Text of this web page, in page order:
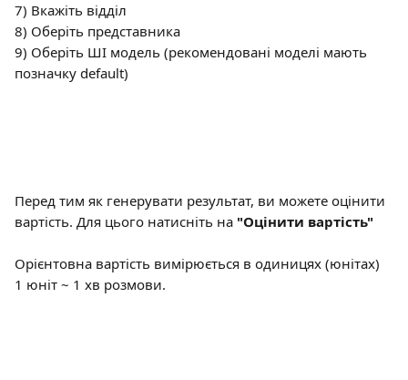
7) Вкажіть відділ
8) Оберіть представника
9) Оберіть ШІ модель (рекомендовані моделі мають
позначку default)
Перед тим як генерувати результат, ви можете оцінити
вартість. Для цього натисніть на "Оцінити вартість"
Орієнтовна вартість вимірюється в одиницях (юнітах)
1 юніт ~ 1 хв розмови.